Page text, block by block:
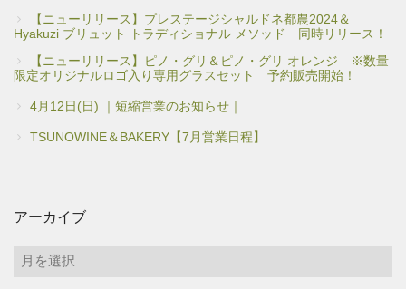
【ニューリリース】プレステージシャルドネ都農2024＆
Hyakuzi ブリュット トラディショナル メソッド 同時リリース！
【ニューリリース】ピノ・グリ＆ピノ・グリ オレンジ ※数量
限定オリジナルロゴ入り専用グラスセット 予約販売開始！
4月12日(日) ｜短縮営業のお知らせ｜
TSUNOWINE＆BAKERY【7月営業日程】
アーカイブ
ア